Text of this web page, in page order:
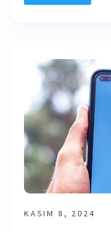
KASIM 8, 2024